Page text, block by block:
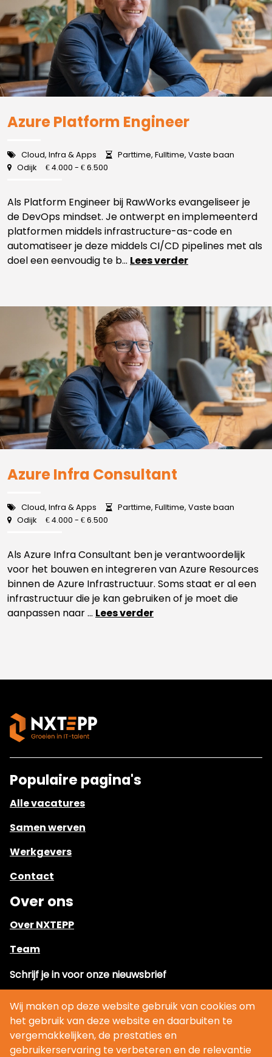
Azure Platform Engineer
Cloud, Infra & Apps
Parttime, Fulltime, Vaste baan
Odijk
€ 4.000 - € 6.500
Als Platform Engineer bij RawWorks evangeliseer je
de DevOps mindset. Je ontwerpt en implemeenterd
platformen middels infrastructure-as-code en
automatiseer je deze middels CI/CD pipelines met als
doel een eenvoudig te b... Lees verder
Azure Infra Consultant
Cloud, Infra & Apps
Parttime, Fulltime, Vaste baan
Odijk
€ 4.000 - € 6.500
Als Azure Infra Consultant ben je verantwoordelijk
voor het bouwen en integreren van Azure Resources
binnen de Azure Infrastructuur. Soms staat er al een
infrastructuur die je kan gebruiken of je moet die
aanpassen naar ... Lees verder
Populaire pagina's
Alle vacatures
Samen werven
Werkgevers
Contact
Over ons
Over NXTEPP
Team
Schrijf je in voor onze nieuwsbrief
aanmelden
Wij maken op deze website gebruik van cookies om
het gebruik van deze website en daarbuiten te
vergemakkelijken, de prestaties en
gebruikerservaring te verbeteren en de relevantie